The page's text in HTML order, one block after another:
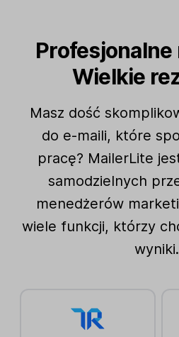
Wielkie
Masz dość
do e-maili, które
pracę? MailerLite
samodzielnych
menedżerów
wiele funkcji, którzy
wyniki.